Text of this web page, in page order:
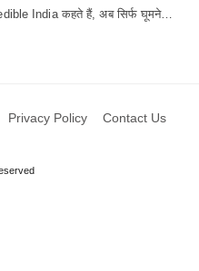
India कहते हैं, अब सिर्फ घूमने…
Privacy Policy Contact Us